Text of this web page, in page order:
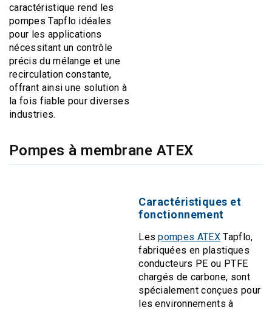
caractéristique rend les
pompes Tapflo idéales
pour les applications
nécessitant un contrôle
précis du mélange et une
recirculation constante,
offrant ainsi une solution à
la fois fiable pour diverses
industries.
Pompes à membrane ATEX
Caractéristiques et
fonctionnement
Lespompes ATEX Tapflo,
fabriquées en plastiques
conducteurs PE ou PTFE
chargés de carbone, sont
spécialement conçues pour
les environnements à